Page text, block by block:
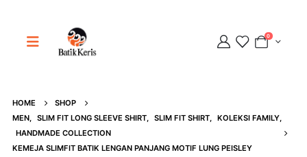
0
HOME
SHOP
MEN, SLIM FIT LONG SLEEVE SHIRT, SLIM FIT SHIRT, KOLEKSI FAMILY,
HANDMADE COLLECTION
KEMEJA SLIMFIT BATIK LENGAN PANJANG MOTIF LUNG PEISLEY
Adipati
Online